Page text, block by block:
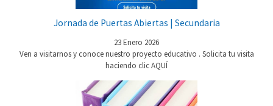
Jornada de Puertas Abiertas | Secundaria
23 Enero 2026
Ven a visitarnos y conoce nuestro proyecto educativo . Solicita tu visita
haciendo clic AQUÍ